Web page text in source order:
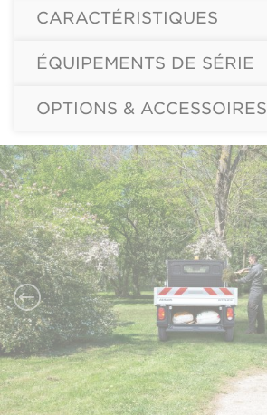
CARACTÉRISTIQUES
ÉQUIPEMENTS DE SÉRIE
OPTIONS & ACCESSOIRES